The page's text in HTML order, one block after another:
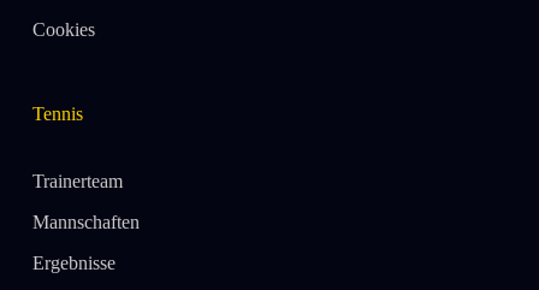
Cookies
Tennis
Trainerteam
Mannschaften
Ergebnisse